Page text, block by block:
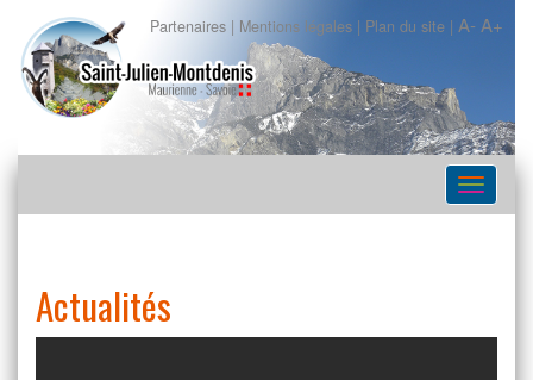
Partenaires | Mentions légales | Plan du site | A- A+
Actualités